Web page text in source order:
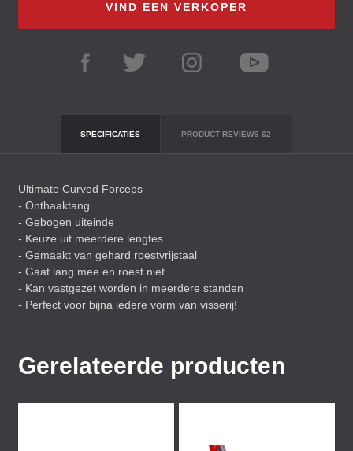
VIND EEN VERKOPER
SPECIFICATIES PRODUCT REVIEWS 62
Ultimate Curved Forceps
- Onthaaktang
- Gebogen uiteinde
- Keuze uit meerdere lengtes
- Gemaakt van gehard roestvrijstaal
- Gaat lang mee en roest niet
- Kan vastgezet worden in meerdere standen
- Perfect voor bijna iedere vorm van visserij!
Gerelateerde producten